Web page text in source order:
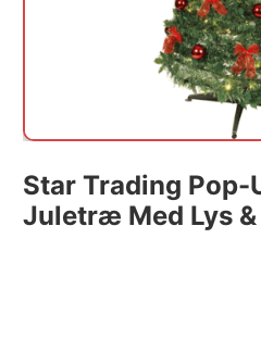
Star Trading Pop-
Juletræ Med Lys